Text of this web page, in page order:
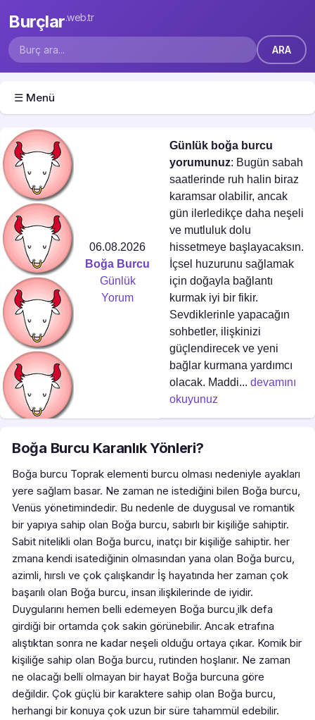
Burçlar.web.tr
☰ Menü
06.08.2026
Boğa Burcu
Günlük
Yorum
Günlük boğa burcu
yorumunuz: Bugün sabah
saatlerinde ruh halin biraz
karamsar olabilir, ancak
gün ilerledikçe daha neşeli
ve mutluluk dolu
hissetmeye başlayacaksın.
İçsel huzurunu sağlamak
için doğayla bağlantı
kurmak iyi bir fikir.
Sevdiklerinle yapacağın
sohbetler, ilişkinizi
güçlendirecek ve yeni
bağlar kurmana yardımcı
olacak. Maddi... devamını
okuyunuz
Boğa Burcu Karanlık Yönleri?
Boğa burcu Toprak elementi burcu olması nedeniyle ayakları
yere sağlam basar. Ne zaman ne istediğini bilen Boğa burcu,
Venüs yönetimindedir. Bu nedenle de duygusal ve romantik
bir yapıya sahip olan Boğa burcu, sabırlı bir kişiliğe sahiptir.
Sabit nitelikli olan Boğa burcu, inatçı bir kişiliğe sahiptir. her
zmana kendi isatediğinin olmasından yana olan Boğa burcu,
azimli, hırslı ve çok çalışkandır İş hayatında her zaman çok
başarılı olan Boğa burcu, insan ilişkilerinde de iyidir.
Duygularını hemen belli edemeyen Boğa burcu¸ilk defa
girdiği bir ortamda çok sakin görünebilir. Ancak etrafına
alıştıktan sonra ne kadar neşeli olduğu ortaya çıkar. Komik bir
kişiliğe sahip olan Boğa burcu, rutinden hoşlanır. Ne zaman
ne olacağı belli olmayan bir hayat Boğa burcuna göre
değildir. Çok güçlü bir karaktere sahip olan Boğa burcu,
herhangi bir konuya çok uzun bir süre tahammül edebilir.